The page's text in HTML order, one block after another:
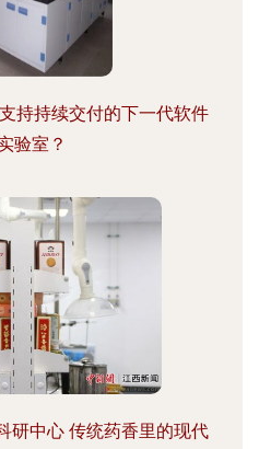
持持续交付的下一代软件
验室？
研中心 传统药香里的现代